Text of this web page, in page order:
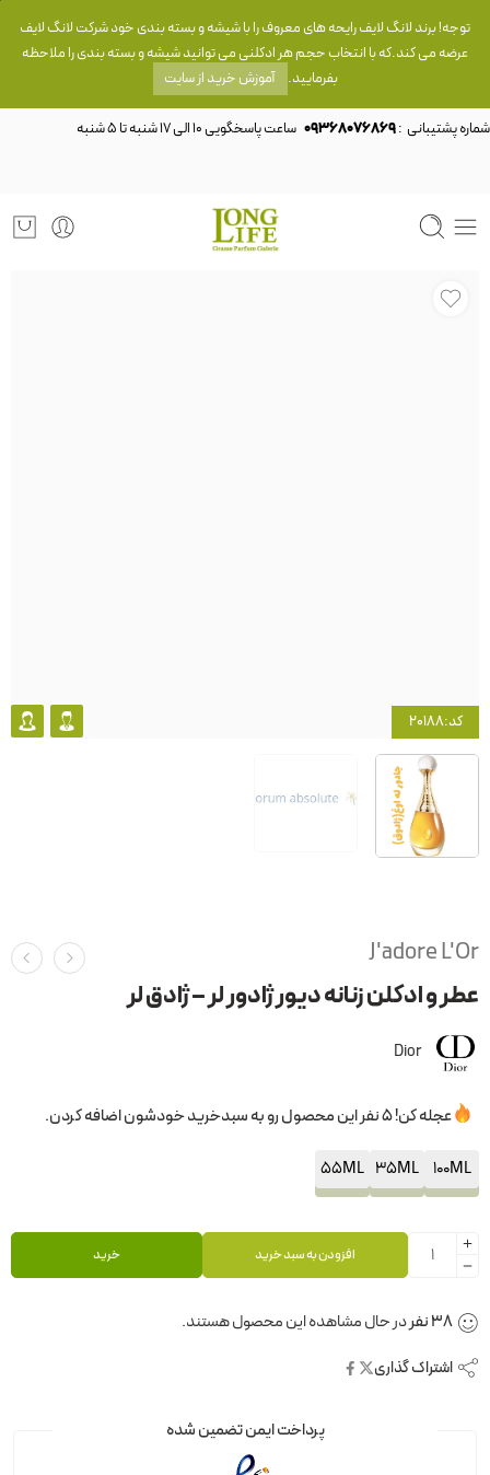
توجه! برند لانگ لایف رایحه های معروف را با شیشه و بسته بندی خود شرکت لانگ لایف
عرضه می کند.که با انتخاب حجم هر ادکلنی می توانید شیشه و بسته بندی را ملاحظه
بفرمایید. آموزش خرید از سایت
شماره پشتیبانی :09368076869
کد:20188
J'adore L'Or
عطر و ادکلن زنانه دیور ژادور لر – ژادق لر
Dior
عجله کن! 5 نفر این محصول رو به سبدخرید خودشون اضافه کردن.
100ML
35ML
55ML
افزودن به سبد خرید خرید
38نفردر حال مشاهده این محصول هستند.
اشتراک گذاری
پرداخت ایمن تضمین شده